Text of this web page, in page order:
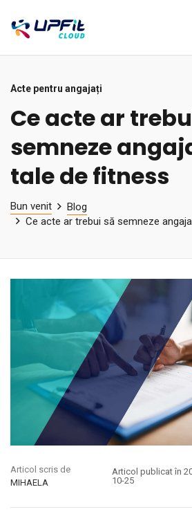
Acte pentru angajați
Ce acte ar
semneze
tale de fitness
Bun venit
Blog
Ce acte ar trebui să semneze
Articol scris de
MIHAELA
Articol publicat în
10-25